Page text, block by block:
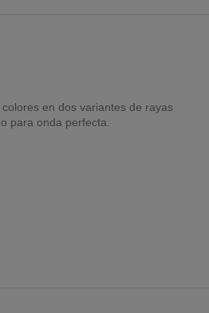
en dos variantes de rayas
para onda perfecta.